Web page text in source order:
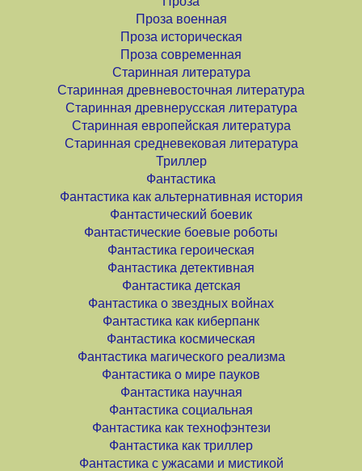
Проза военная
Проза историческая
Проза современная
Старинная литература
Старинная древневосточная литература
Старинная древнерусская литература
Старинная европейская литература
Старинная средневековая литература
Триллер
Фантастика
Фантастика как альтернативная история
Фантастический боевик
Фантастические боевые роботы
Фантастика героическая
Фантастика детективная
Фантастика детская
Фантастика о звездных войнах
Фантастика как киберпанк
Фантастика космическая
Фантастика магического реализма
Фантастика о мире пауков
Фантастика научная
Фантастика социальная
Фантастика как технофэнтези
Фантастика как триллер
Фантастика с ужасами и мистикой